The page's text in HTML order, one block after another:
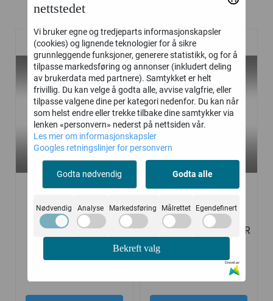
Relaterte produkter
80mm / 3" Jordbor
med 100cm lengde
JANSEN JORDBOR
52ccm INKL. 2stk BOR
OG FORLENGER - 3HK
BENSIN
nettstedet
Vi bruker egne og tredjeparts informasjonskapsler
(cookies) og lignende teknologier for å sikre
grunnleggende funksjoner, generere statistikk, og for å
tilpasse markedsføring og annonser (inkludert deling
av brukerdata med partnere). Samtykket er helt
frivillig. Du kan velge å godta alle, avvise valgfrie, eller
tilpasse valgene dine per kategori nedenfor. Du kan når
som helst endre eller trekke tilbake dine samtykker via
lenken «personvern» nederst på nettsiden vår.
Les mer om informasjonskapsler
Googles retningslinjer for personvern
Godta nødvendig Godta alle
Nødvendig Analyse Markedsføring Målrettet Egendefinert
Bekreft valg
Drevet av